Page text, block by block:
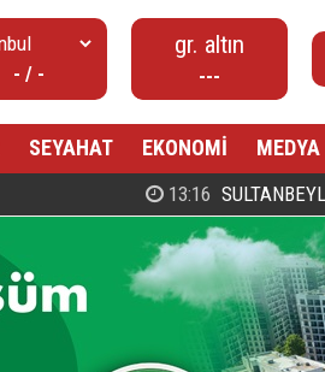
- / -
gr. altın
---
SEYAHAT EKONOMİ MEDYA
00:27 PROF. DR. MAHMUD